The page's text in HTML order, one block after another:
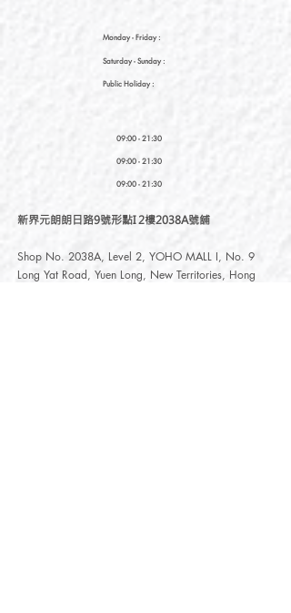
Monday - Friday :
Saturday- Sunday :
Public Holiday :
09:00 - 21:30
09:00 - 21:30
09:00 - 21:30
新界元朗朗日路9號形點I 2樓2038A號舖
Shop No. 2038A, Level 2, YOHO MALL I, No. 9
Long Yat Road, Yuen Long, New Territories, Hong